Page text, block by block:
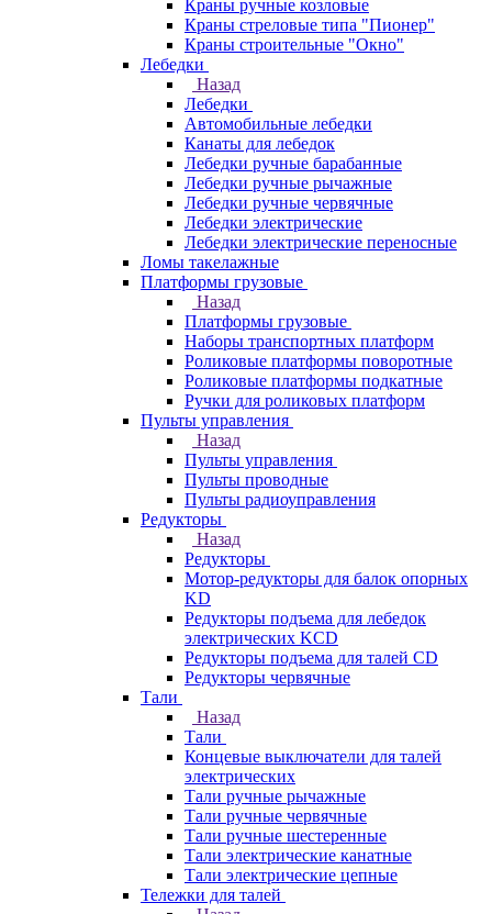
Краны ручные козловые
Краны стреловые типа "Пионер"
Краны строительные "Окно"
Лебедки
Назад
Лебедки
Автомобильные лебедки
Канаты для лебедок
Лебедки ручные барабанные
Лебедки ручные рычажные
Лебедки ручные червячные
Лебедки электрические
Лебедки электрические переносные
Ломы такелажные
Платформы грузовые
Назад
Платформы грузовые
Наборы транспортных платформ
Роликовые платформы поворотные
Роликовые платформы подкатные
Ручки для роликовых платформ
Пульты управления
Назад
Пульты управления
Пульты проводные
Пульты радиоуправления
Редукторы
Назад
Редукторы
Мотор-редукторы для балок опорных
KD
Редукторы подъема для лебедок
электрических KCD
Редукторы подъема для талей CD
Редукторы червячные
Тали
Назад
Тали
Концевые выключатели для талей
электрических
Тали ручные рычажные
Тали ручные червячные
Тали ручные шестеренные
Тали электрические канатные
Тали электрические цепные
Тележки для талей